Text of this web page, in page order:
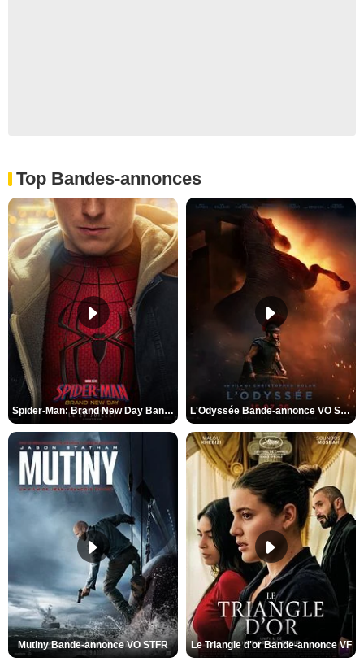
Top Bandes-annonces
Spider-Man: Brand New Day Bande-annonce VO STFR L'Odyssée Bande-annonce VO STFR
Mutiny Bande-annonce VO STFR Le Triangle d'or Bande-annonce VF